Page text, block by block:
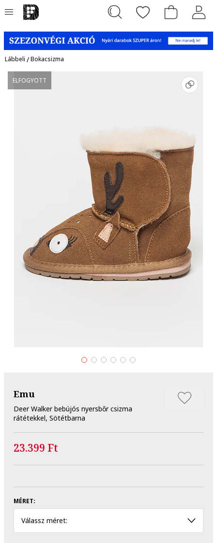
Lábbeli /Bokacsizma
ELFOGYOTT
Emu
Deer Walker bebújós nyersbőr csizma
rátétekkel, Sötétbarna
23.399 Ft
MÉRET:
Válassz méret: